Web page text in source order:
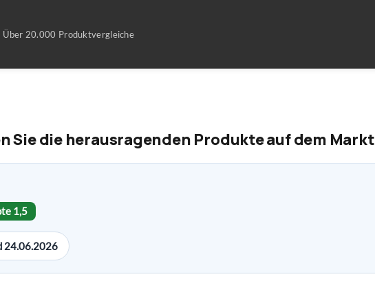
Sie die herausragenden Produkte auf dem Markt
1,5
24.06.2026